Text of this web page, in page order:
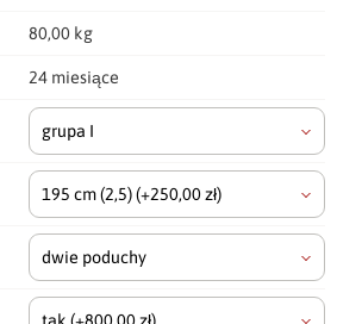
80,00 kg
24 miesiące
grupa I
195 cm(2,5)(+250,00 zł)
dwie poduchy
tak (+800,00 zł)